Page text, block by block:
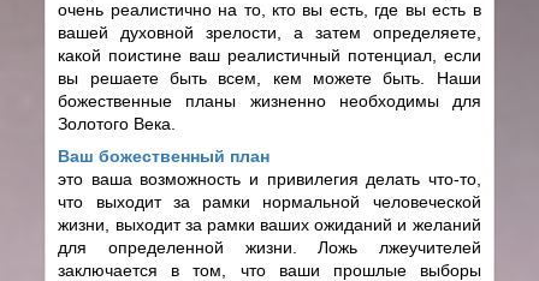
очень реалистично на то, кто вы есть, где вы есть в
вашей духовной зрелости, а затем определяете,
какой поистине ваш реалистичный потенциал, если
вы решаете быть всем, кем можете быть. Наши
божественные планы жизненно необходимы для
Золотого Века.
Ваш божественный план
это ваша возможность и привилегия делать что-то,
что выходит за рамки нормальной человеческой
жизни, выходит за рамки ваших ожиданий и желаний
для определенной жизни. Ложь лжеучителей
заключается в том, что ваши прошлые выборы